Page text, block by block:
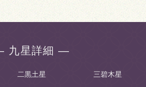
九星詳細 ―
二黒土星 三碧木星